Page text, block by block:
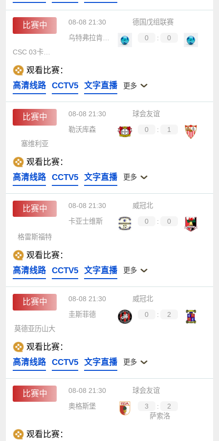
比赛中 08-08 21:30
德国戊组联赛
乌特弗拉肯巴赫
0 :
0
观看比赛：
高清线路
CCTV5 文字直播 更多
比赛中 08-08 21:30
球会友谊
勒沃库森
0 :
1
塞维利亚
观看比赛：
高清线路
CCTV5 文字直播 更多
比赛中 08-08 21:30
威冠北
卡亚士维斯
0 :
0
格雷斯福特
观看比赛：
高清线路
CCTV5 文字直播 更多
比赛中 08-08 21:30
威冠北
圭斯菲德
0 :
2
莫德亚历山大
观看比赛：
高清线路
CCTV5 文字直播 更多
比赛中 08-08 21:30
球会友谊
奥格斯堡
3 :
2
萨索洛
观看比赛：